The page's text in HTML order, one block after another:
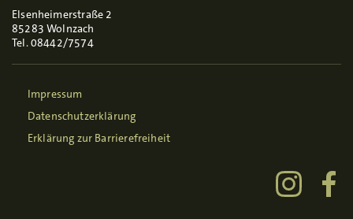
Elsenheimerstraße 2
85283 Wolnzach
Tel. 08442/7574
Impressum
Datenschutzerklärung
Erklärung zur Barrierefreiheit